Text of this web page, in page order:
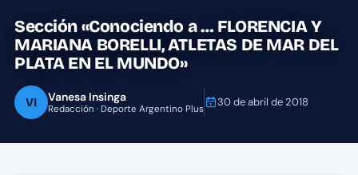
Sección «Conociendo a … FLORENCIA Y
MARIANA BORELLI, ATLETAS DE MAR DEL
PLATA EN EL MUNDO»
VI Vanesa Insinga
Redacción · Deporte Argentino Plus 30 de abril de 2018